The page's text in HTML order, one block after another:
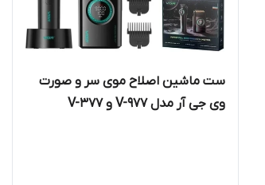
ست ماشین اصلاح موی سر و صورت
وی جی آر مدل V-977 و V-377